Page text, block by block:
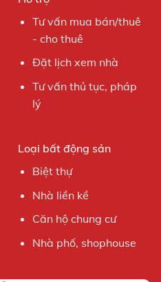
Tư vấn mua bán/thuê
- cho thuê
Đặt lịch xem nhà
Tư vấn thủ tục, pháp
lý
Loại bất động sản
Biệt thự
Nhà liền kề
Căn hộ chung cư
Nhà phố, shophouse